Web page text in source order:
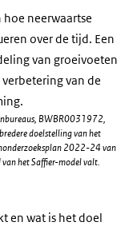
neerwaartse
over de tijd. Een
van groeivoeten
van de
BWBR0031972,
doelstelling van het
2022-24 van
het Saffier-model valt.
en wat is het doel